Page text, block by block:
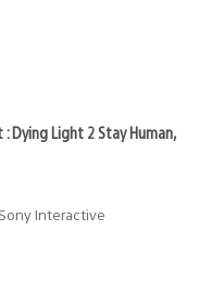
Dying Light 2 Stay Human,
Interactive